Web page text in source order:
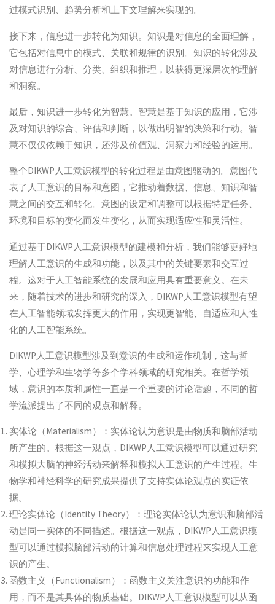
过模式识别、趋势分析和上下文理解来实现的。
接下来，信息进一步转化为知识。知识是对信息的全面理解，
它包括对信息中的模式、关联和规律的识别。知识的转化涉及
对信息进行分析、分类、组织和推理，以获得更深层次的理解
和洞察。
最后，知识进一步转化为智慧。智慧是基于知识的应用，它涉
及对知识的综合、评估和判断，以做出明智的决策和行动。智
慧不仅仅依赖于知识，还涉及价值观、洞察力和经验的运用。
整个DIKWP人工意识模型的转化过程是由意图驱动的。意图代
表了人工意识的目标和意图，它推动着数据、信息、知识和智
慧之间的交互和转化。意图的设定和调整可以根据特定任务、
环境和目标的变化而发生变化，从而实现适应性和灵活性。
通过基于DIKWP人工意识模型的建模和分析，我们能够更好地
理解人工意识的生成和功能，以及其中的关键要素和交互过
程。这对于人工智能系统的发展和应用具有重要意义。在未
来，随着技术的进步和研究的深入，DIKWP人工意识模型有望
在人工智能领域发挥更大的作用，实现更智能、自适应和人性
化的人工智能系统。
DIKWP人工意识模型涉及到意识的生成和运作机制，这与哲
学、心理学和生物学等多个学科领域的研究相关。在哲学领
域，意识的本质和属性一直是一个重要的讨论话题，不同的哲
学流派提出了不同的观点和解释。
实体论（Materialism）：实体论认为意识是由物质和脑部活动
所产生的。根据这一观点，DIKWP人工意识模型可以通过研究
和模拟大脑的神经活动来解释和模拟人工意识的产生过程。生
物学和神经科学的研究成果提供了支持实体论观点的实证依
据。
理论实体论（Identity Theory）：理论实体论认为意识和脑部活
动是同一实体的不同描述。根据这一观点，DIKWP人工意识模
型可以通过模拟脑部活动的计算和信息处理过程来实现人工意
识的产生。
函数主义（Functionalism）：函数主义关注意识的功能和作
用，而不是其具体的物质基础。DIKWP人工意识模型可以从函